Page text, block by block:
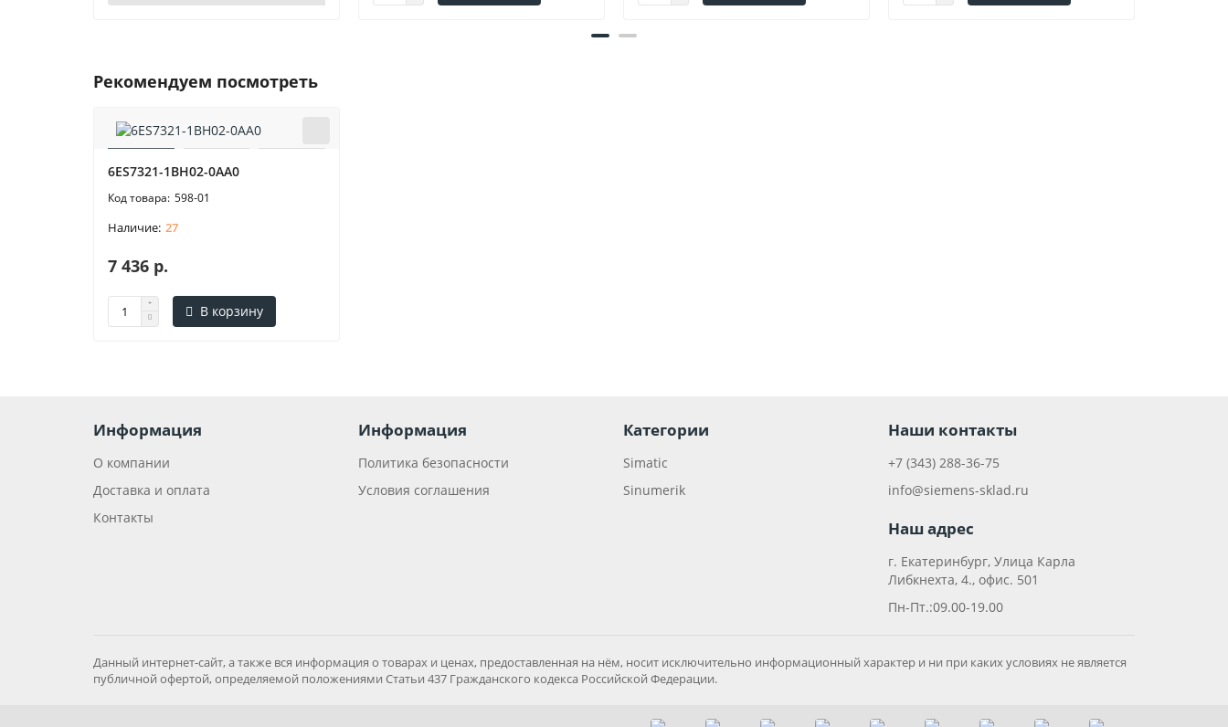
Рекомендуем посмотреть
6ES7321-1BH02-0AA0
598-01
27
7 436 р.
В корзину
Информация
О компании
Доставка и оплата
Контакты
Информация
Политика безопасности
Условия соглашения
Категории
Simatic
Sinumerik
Наши контакты
+7 (343) 288-36-75
info@siemens-sklad.ru
Наш адрес
г. Екатеринбург, Улица Карла
Либкнехта, 4., офис. 501
Пн-Пт.:09.00-19.00
Данный интернет-сайт, а также вся информация о товарах и ценах, предоставленная на нём, носит исключительно информационный характер и ни при каких условиях не является
публичной офертой, определяемой положениями Статьи 437 Гражданского кодекса Российской Федерации.